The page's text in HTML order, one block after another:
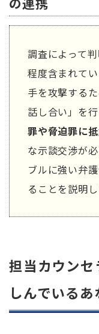
調査によって
程度含まれて
手を攻撃する
話し合い」を
罪や脅迫罪に
な示談交渉が
ブルに強い弁
ることを説明し
担当カウン
しんでいるあ